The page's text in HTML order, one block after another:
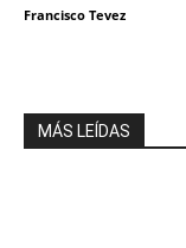
Francisco Tevez
MÁS LEÍDAS